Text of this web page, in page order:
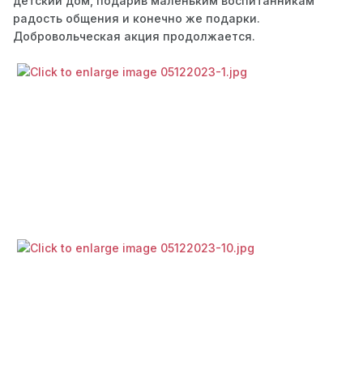
радость общения и конечно же подарки.
Добровольческая акция продолжается.